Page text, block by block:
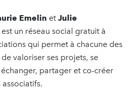
Emelin et Julie
est un réseau social gratuit à
qui permet à chacune des
valoriser ses projets, se
partager et co-créer